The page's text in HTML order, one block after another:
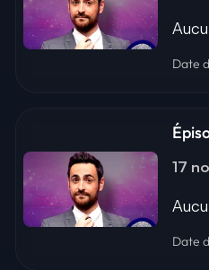
Date
17
Date